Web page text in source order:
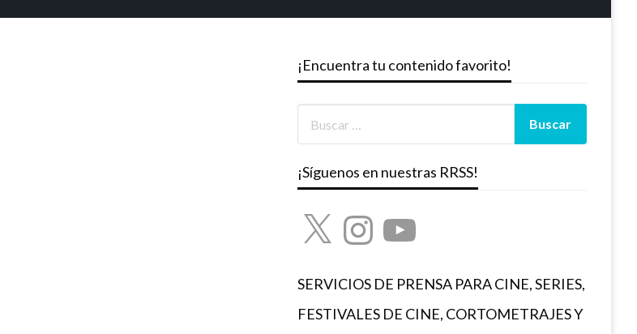
¡Encuentra tu contenido favorito!
¡Síguenos en nuestras RRSS!
X InstagramYouTube
SERVICIOS DE PRENSA PARA CINE, SERIES,
FESTIVALES DE CINE, CORTOMETRAJES Y